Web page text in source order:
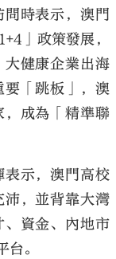
時表示，澳門
」政策發展，
大健康企業出海
要「跳板」，澳
，成為「精準聯
表示，澳門高校
沛，並背靠大灣
、資金、內地市
。